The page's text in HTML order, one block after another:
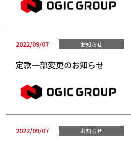
2022/09/07 お知らせ
定款一部変更のお知らせ
2022/09/07 お知らせ